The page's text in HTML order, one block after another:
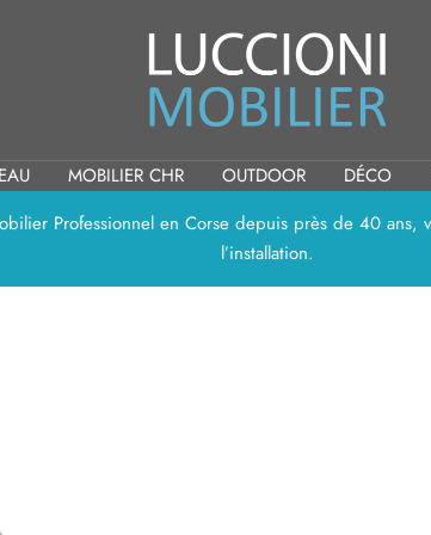
Mobilier
MOBILIER CHR OUTDOOR DÉCO
Professionnel en Corse depuis près de 40 ans,
l’installation.